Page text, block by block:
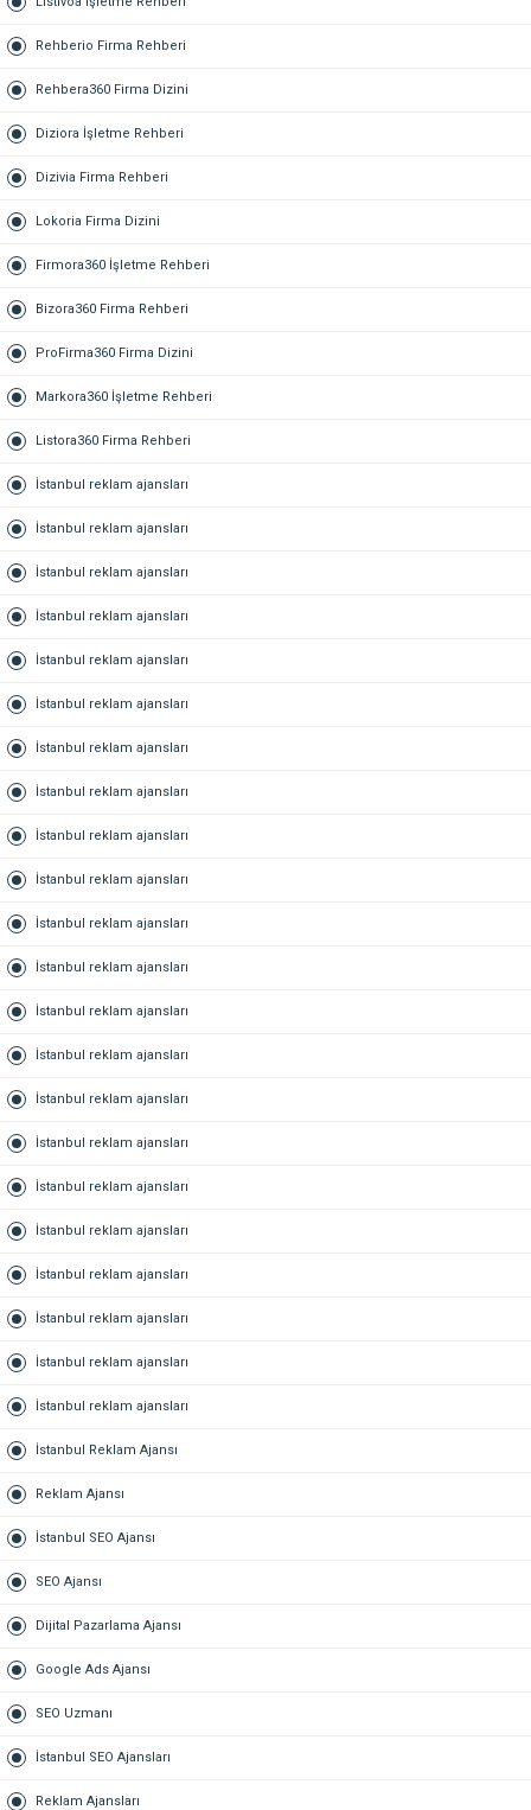
Rehberio Firma Rehberi
Rehbera360 Firma Dizini
Diziora İşletme Rehberi
Dizivia Firma Rehberi
Lokoria Firma Dizini
Firmora360 İşletme Rehberi
Bizora360 Firma Rehberi
ProFirma360 Firma Dizini
Markora360 İşletme Rehberi
Listora360 Firma Rehberi
İstanbul reklam ajansları
İstanbul reklam ajansları
İstanbul reklam ajansları
İstanbul reklam ajansları
İstanbul reklam ajansları
İstanbul reklam ajansları
İstanbul reklam ajansları
İstanbul reklam ajansları
İstanbul reklam ajansları
İstanbul reklam ajansları
İstanbul reklam ajansları
İstanbul reklam ajansları
İstanbul reklam ajansları
İstanbul reklam ajansları
İstanbul reklam ajansları
İstanbul reklam ajansları
İstanbul reklam ajansları
İstanbul reklam ajansları
İstanbul reklam ajansları
İstanbul reklam ajansları
İstanbul reklam ajansları
İstanbul reklam ajansları
İstanbul Reklam Ajansı
Reklam Ajansı
İstanbul SEO Ajansı
SEO Ajansı
Dijital Pazarlama Ajansı
Google Ads Ajansı
SEO Uzmanı
İstanbul SEO Ajansları
Reklam Ajansları